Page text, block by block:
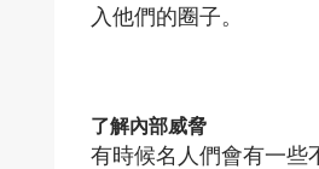
入他們的圈子。
了解內部威脅
有時候名人們會有一些